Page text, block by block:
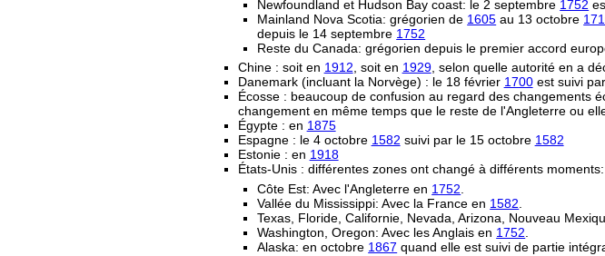
Newfoundland et Hudson Bay coast: le 2 septembre 1752
Mainland Nova Scotia: grégorien de 1605 au 13 octobre
depuis le 14 septembre 1752
Reste du Canada: grégorien depuis le premier accord
Chine : soit en 1912, soit en 1929, selon quelle autorité en a
Danemark (incluant la Norvège) : le 18 février 1700est suivi
Écosse : beaucoup de confusion au regard des changements
changement en même temps que le reste de l'Angleterre ou
Égypte : en 1875
Espagne : le 4 octobre 1582 suivi par le 15 octobre 1582
Estonie : en 1918
États-Unis : différentes zones ont changé à différents moments:
Côte Est: Avec l'Angleterre en 1752.
Vallée du Mississippi: Avec la France en 1582.
Texas, Floride, Californie, Nevada, Arizona, Nouveau
Washington, Oregon: Avec les Anglais en 1752.
Alaska: en octobre 1867 quand elle est suivi de partie